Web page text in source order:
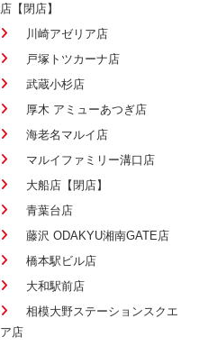
店【閉店】
川崎アゼリア店
戸塚トツカーナ店
武蔵小杉店
厚木 アミューあつぎ店
海老名マルイ店
マルイファミリー溝口店
大船店【閉店】
青葉台店
藤沢 ODAKYU湘南GATE店
橋本駅ビル店
大和駅前店
相模大野ステーションスクエ
ア店